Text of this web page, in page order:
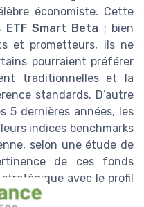
économiste. Cette
ETF Smart Beta ; bien
et prometteurs, ils ne
pourraient préférer
traditionnelles et la
standards. D’autre
5 dernières années, les
indices benchmarks
selon une étude de
de ces fonds
avec le profil